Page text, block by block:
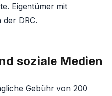
Eigentümer mit
DRC.
soziale Medien
Gebühr von 200